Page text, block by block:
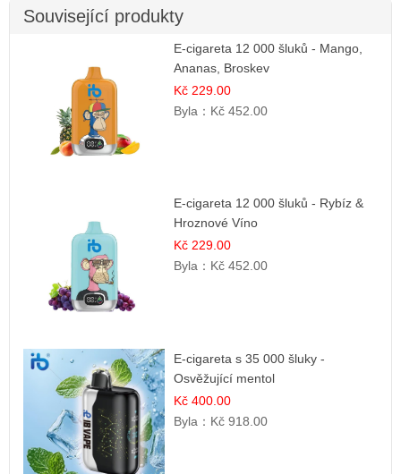
Související produkty
E-cigareta 12 000 šluků - Mango,
Ananas, Broskev
Kč 229.00
Byla： Kč 452.00
E-cigareta 12 000 šluků - Rybíz &
Hroznové Víno
Kč 229.00
Byla： Kč 452.00
E-cigareta s 35 000 šluky -
Osvěžující mentol
Kč 400.00
Byla： Kč 918.00